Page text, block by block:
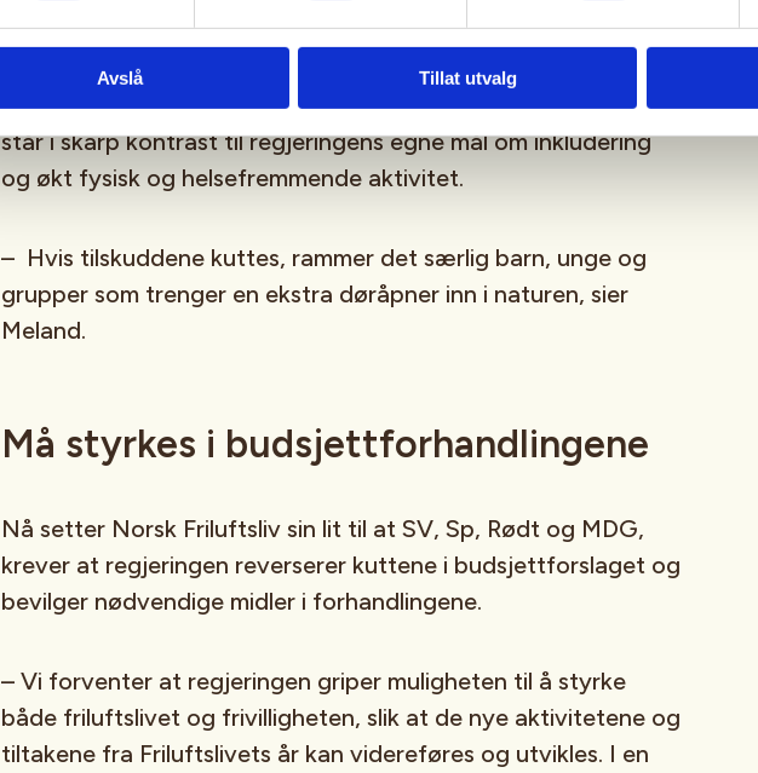
Avslå Tillat utvalg
livskvalitet og fellesskap. Midler til friluftslivsaktivitet er
helsefremmende og en billig investering som kan spare
samfunnet for store summer. Norsk Friluftsliv mener kuttene
står i skarp kontrast til regjeringens egne mål om inkludering
og økt fysisk og helsefremmende aktivitet.
– Hvis tilskuddene kuttes, rammer det særlig barn, unge og
grupper som trenger en ekstra døråpner inn i naturen, sier
Meland.
Må styrkes i budsjettforhandlingene
Nå setter Norsk Friluftsliv sin lit til at SV, Sp, Rødt og MDG,
krever at regjeringen reverserer kuttene i budsjettforslaget og
bevilger nødvendige midler i forhandlingene.
– Vi forventer at regjeringen griper muligheten til å styrke
både friluftslivet og frivilligheten, slik at de nye aktivitetene og
tiltakene fra Friluftslivets år kan videreføres og utvikles. I en